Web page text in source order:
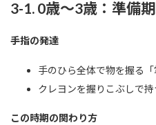
3-1. 0歳〜3歳：準備期
手指の発達
手のひら全体で物を握る
クレヨンを握りこぶしで
この時期の関わり方